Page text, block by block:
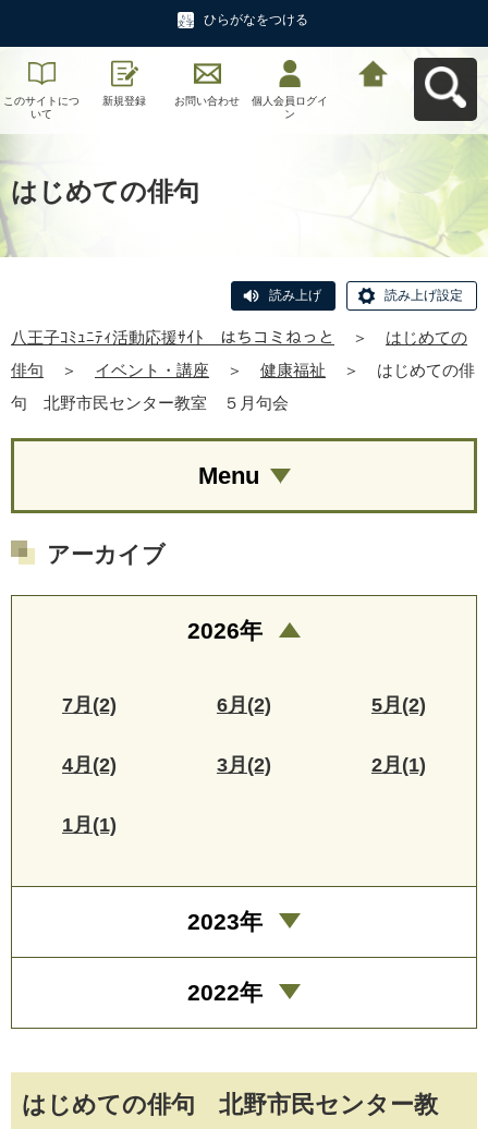
ひらがなをつける
このサイトにつ
いて
新規登録 お問い合わせ
個人会員ログイ
ン
はじめての俳句
読み上げ 読み上げ設定
八王子ｺﾐｭﾆﾃｨ活動応援ｻｲﾄ はちコミねっと ＞
はじめての
俳句
＞ イベント・講座 ＞ 健康福祉 ＞
はじめての俳
句 北野市民センター教室 ５月句会
はじめての俳句 北野市民センター教
Menu
アーカイブ
2026年
7月(2) 6月(2) 5月(2)
4月(2) 3月(2) 2月(1)
1月(1)
2023年
2022年